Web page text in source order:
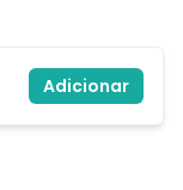
Adicionar